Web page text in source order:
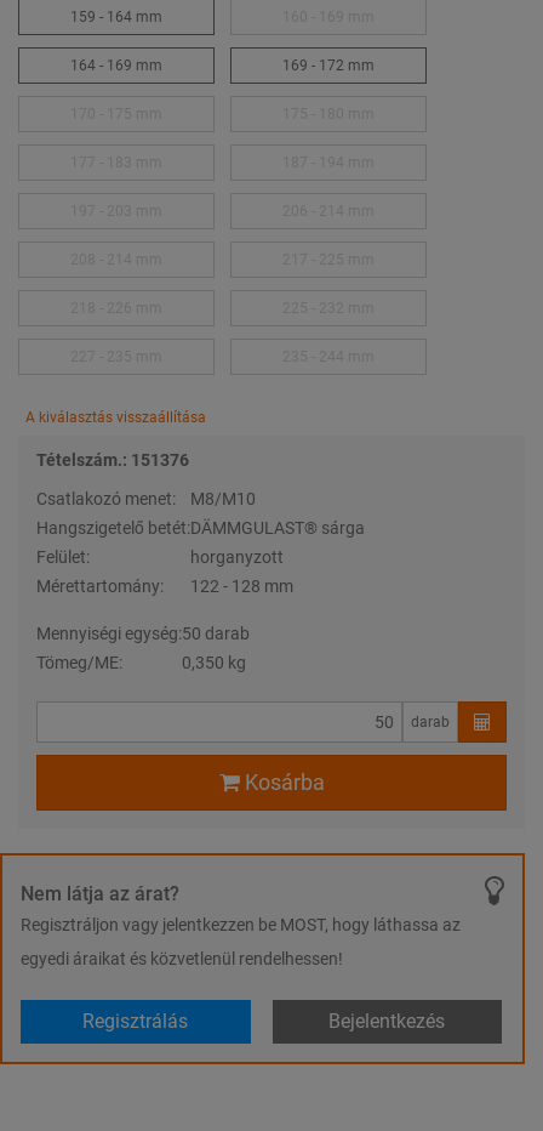
159 - 164 mm
164 - 169 mm 169 - 172 mm
A kiválasztás visszaállítása
Tételszám.: 151376
Csatlakozó menet:
M8/M10
Hangszigetelő betét:DÄMMGULAST® sárga
Felület:
horganyzott
Mérettartomány:
122 - 128 mm
Mennyiségi egység:50 darab
Tömeg/ME:
0,350 kg
darab
Kosárba
Nem látja az árat?
Regisztráljon vagy jelentkezzen be MOST, hogy láthassa az
egyedi áraikat és közvetlenül rendelhessen!
Regisztrálás Bejelentkezés